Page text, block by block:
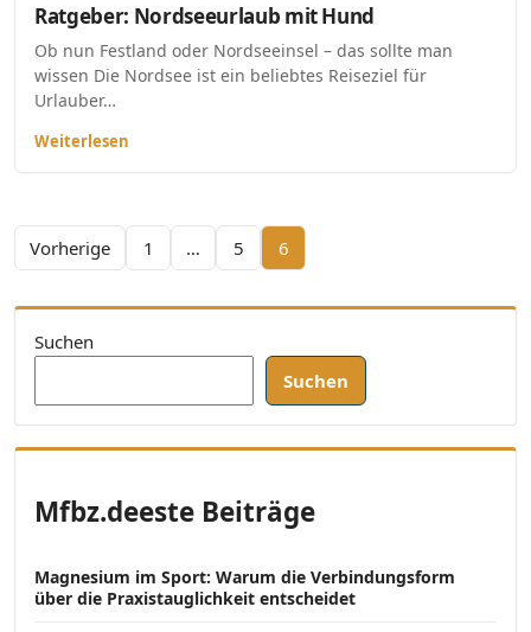
Ratgeber: Nordseeurlaub mit Hund
Ob nun Festland oder Nordseeinsel – das sollte man
wissen Die Nordsee ist ein beliebtes Reiseziel für
Urlauber…
Weiterlesen
Seitennummerierung der Beiträge
Vorherige 1 … 5 6
Suchen
Suchen
Mfbz.deeste Beiträge
Magnesium im Sport: Warum die Verbindungsform
über die Praxistauglichkeit entscheidet